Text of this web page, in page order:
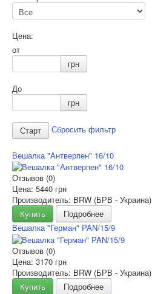
Цена:
от
грн
До
грн
Сбросить фильтр
Вешалка "Антверпен" 16/10
Отзывов (0)
Цена: 5440 грн
Производитель: BRW (БРВ - Украина)
Купить
Подробнее
Вешалка "Герман" PAN/15/9
Отзывов (0)
Цена: 3170 грн
Производитель: BRW (БРВ - Украина)
Купить
Подробнее